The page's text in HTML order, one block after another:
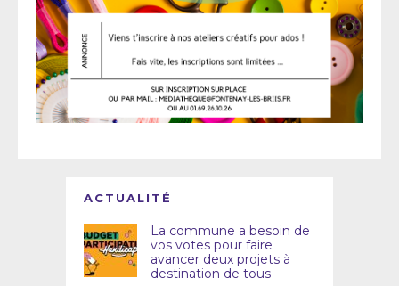
ACTUALITÉ
La commune a besoin de
vos votes pour faire
avancer deux projets à
destination de tous